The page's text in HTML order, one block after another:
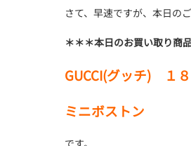
さて、早速ですが、本日の
＊＊＊本日のお買い取り商
GUCCI(グッチ) １
ミニボストン
です。